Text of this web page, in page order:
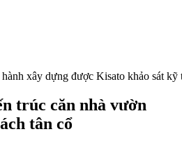
xây dựng được Kisato khảo sát
trúc căn nhà vườn
tân cổ